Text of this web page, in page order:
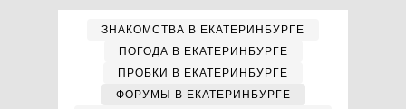
ЗНАКОМСТВА В ЕКАТЕРИНБУРГЕ
ПОГОДА В ЕКАТЕРИНБУРГЕ
ПРОБКИ В ЕКАТЕРИНБУРГЕ
ФОРУМЫ В ЕКАТЕРИНБУРГЕ